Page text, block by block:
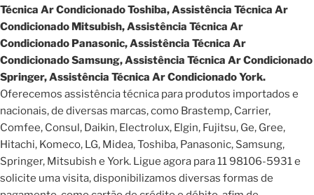
Técnica Ar Condicionado Toshiba, Assistência Técnica Ar
Condicionado Mitsubish, Assistência Técnica Ar
Condicionado Panasonic, Assistência Técnica Ar
Condicionado Samsung, Assistência Técnica Ar Condicionado
Springer, Assistência Técnica Ar Condicionado York.
Oferecemos assistência técnica para produtos importados e
nacionais, de diversas marcas, como Brastemp, Carrier,
Comfee, Consul, Daikin, Electrolux, Elgin, Fujitsu, Ge, Gree,
Hitachi, Komeco, LG, Midea, Toshiba, Panasonic, Samsung,
Springer, Mitsubish e York. Ligue agora para 11 98106-5931 e
solicite uma visita, disponibilizamos diversas formas de